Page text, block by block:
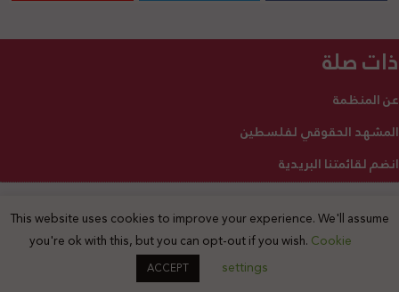
ذات صلة
عن المنظمة
المشهد الحقوقي لفلسطين
انضم لقائمتنا البريدية
2025 © جميع الحقوق محفوظة
This website uses cookies to improve your experience. We'll assume
you're ok with this, but you can opt-out if you wish. Cookie
settings
ACCEPT